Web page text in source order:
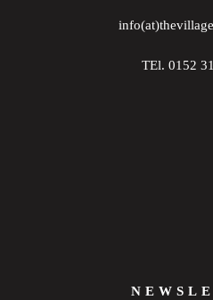
TEl. 0152